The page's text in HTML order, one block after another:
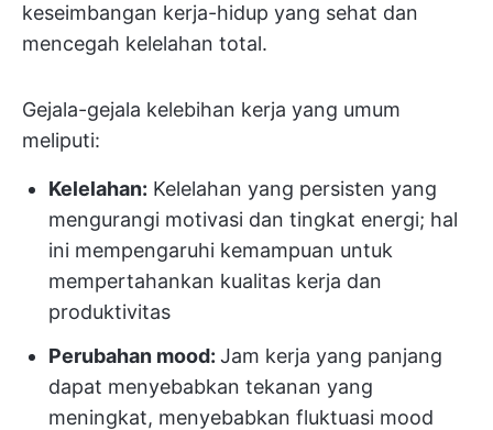
keseimbangan kerja-hidup yang sehat dan
mencegah kelelahan total.
Gejala-gejala kelebihan kerja yang umum
meliputi:
Kelelahan: Kelelahan yang persisten yang
mengurangi motivasi dan tingkat energi; hal
ini mempengaruhi kemampuan untuk
mempertahankan kualitas kerja dan
produktivitas
Perubahan mood: Jam kerja yang panjang
dapat menyebabkan tekanan yang
meningkat, menyebabkan fluktuasi mood